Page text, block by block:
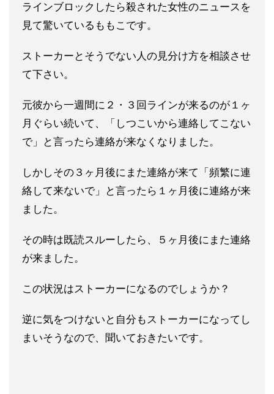
ラインブロックしたら殺された女性のニュースを
見て驚いているも もこです。
ストーカーとそうでない人の見分け方を相談させ
て下さい。
元彼から一週間に２・３回ラインが来るのが１ヶ
月ぐらい続いて、
「しつこいから連絡してこない
で」と言ったら連絡が来なくなりま した。
しかしその３ヶ月後にまた連絡が来て「頻繁に連
絡して来ないで」
と言ったら１ヶ月後に連絡が来
ました。
その時は既読スルーしたら 、５ヶ月後にまた連絡
が来ました。
この状況はストーカーになるのでしょうか？
逆に気をつけないと自分もストーカーになってし
まいそうなので、聞いておきたいです。